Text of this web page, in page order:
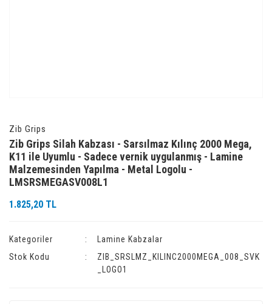
Zib Grips
Zib Grips Silah Kabzası - Sarsılmaz Kılınç 2000 Mega,
K11 ile Uyumlu - Sadece vernik uygulanmış - Lamine
Malzemesinden Yapılma - Metal Logolu -
LMSRSMEGASV008L1
1.825,20 TL
Kategoriler
Lamine Kabzalar
Stok Kodu
ZIB_SRSLMZ_KILINC2000MEGA_008_SVK
_LOGO1